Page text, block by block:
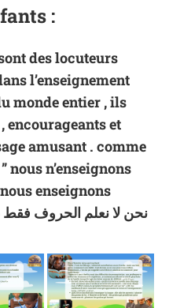
:
des locuteurs
l’enseignement
monde entier , ils
encourageants et
amusant . comme
nous n’enseignons
enseignons